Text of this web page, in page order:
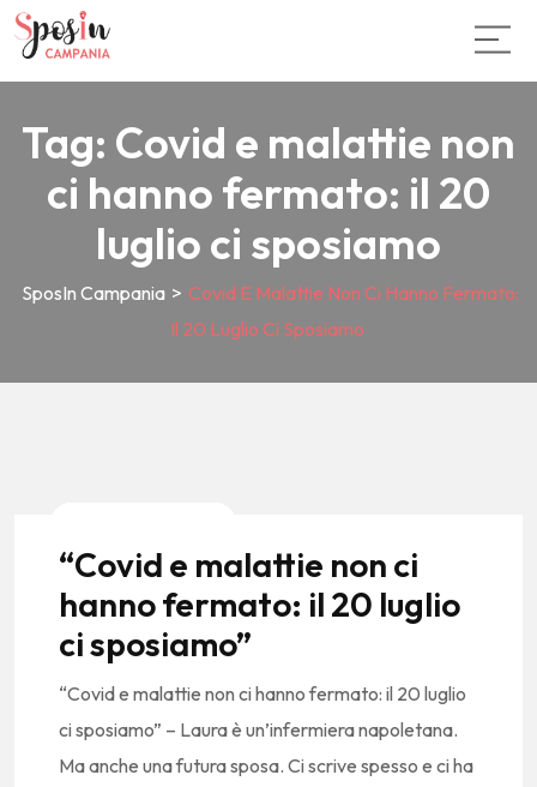
Tag: Covid e malattie non
ci hanno fermato: il 20
luglio ci sposiamo
SposIn Campania > Covid E Malattie Non Ci Hanno Fermato:
Il 20 Luglio Ci Sposiamo
“Covid e malattie non ci
hanno fermato: il 20 luglio
ci sposiamo”
“Covid e malattie non ci hanno fermato: il 20 luglio
ci sposiamo” – Laura è un’infermiera napoletana.
Ma anche una futura sposa. Ci scrive spesso e ci ha